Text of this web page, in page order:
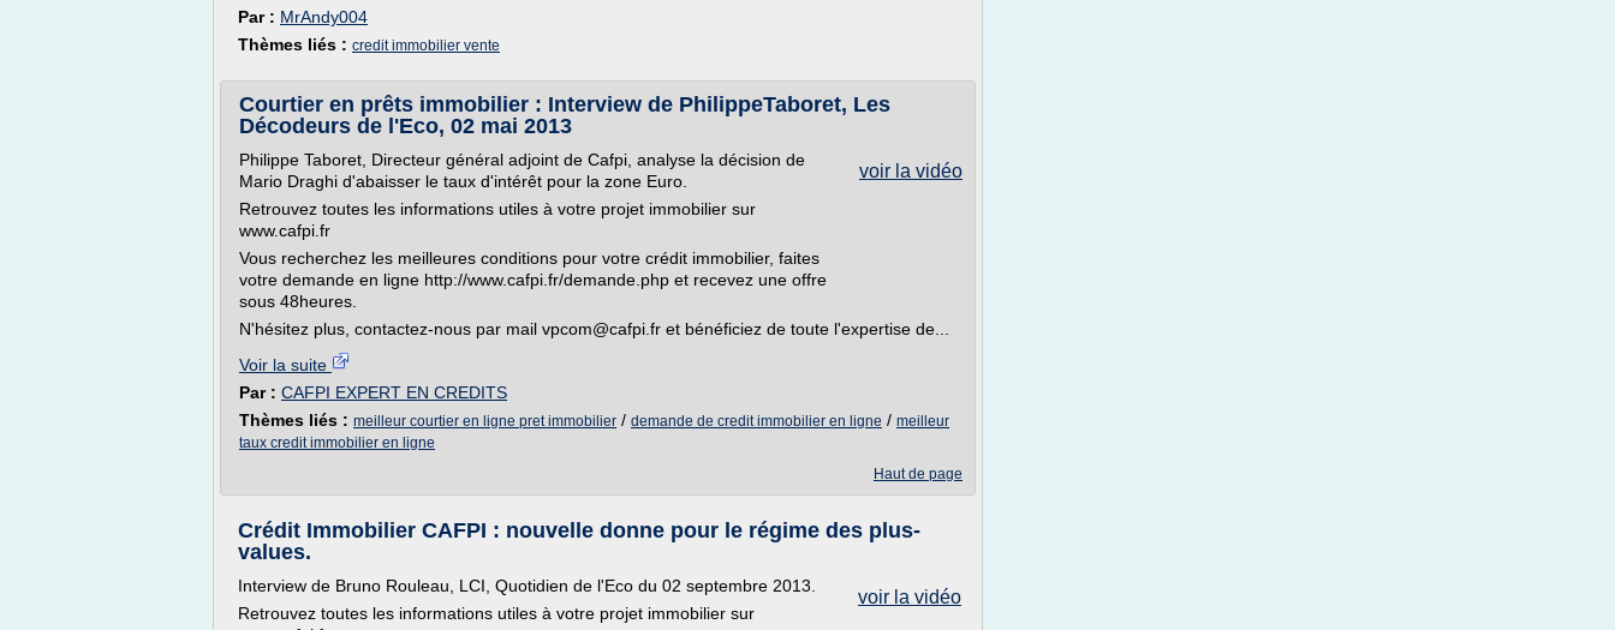
Par : MrAndy004
Thèmes liés : credit immobilier vente
Courtier en prêts immobilier : Interview de PhilippeTaboret, Les
Décodeurs de l'Eco, 02 mai 2013
voir la vidéo
Philippe Taboret, Directeur général adjoint de Cafpi, analyse la décision de
Mario Draghi d'abaisser le taux d'intérêt pour la zone Euro.
Retrouvez toutes les informations utiles à votre projet immobilier sur
www.cafpi.fr
Vous recherchez les meilleures conditions pour votre crédit immobilier, faites
votre demande en ligne http://www.cafpi.fr/demande.php et recevez une offre
sous 48heures.
N'hésitez plus, contactez-nous par mail vpcom@cafpi.fr et bénéficiez de toute l'expertise de...
Voir la suite
Par : CAFPI EXPERT EN CREDITS
Thèmes liés : meilleur courtier en ligne pret immobilier / demande de credit immobilier en ligne / meilleur
taux credit immobilier en ligne
Haut de page
Crédit Immobilier CAFPI : nouvelle donne pour le régime des plus-
values.
voir la vidéo
Interview de Bruno Rouleau, LCI, Quotidien de l'Eco du 02 septembre 2013.
Retrouvez toutes les informations utiles à votre projet immobilier sur